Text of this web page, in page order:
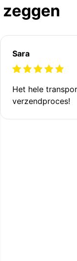
Sara
Het hele
verzendproces!